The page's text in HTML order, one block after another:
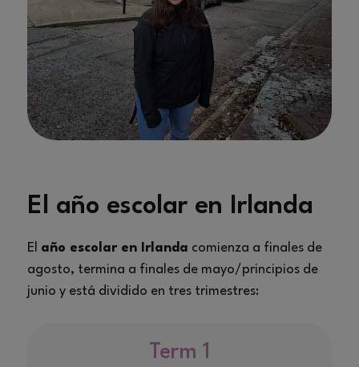
Term 1
El año escolar en Irlanda
El año escolar en Irlanda comienza a finales de
agosto, termina a finales de mayo/principios de
junio y está dividido en tres trimestres: